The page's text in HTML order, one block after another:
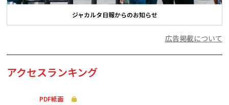
ジャカルタ日報からのお知らせ
広告掲載について
アクセスランキング
PDF紙面